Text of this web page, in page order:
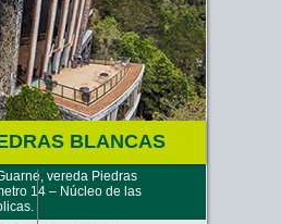
BLANCAS
vereda Piedras
14 – Núcleo de las